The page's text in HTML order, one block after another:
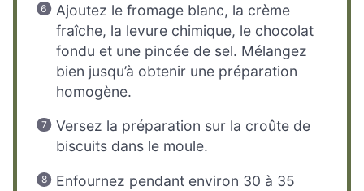
Ajoutez le fromage blanc, la crème
fraîche, la levure chimique, le chocolat
fondu et une pincée de sel. Mélangez
bien jusqu’à obtenir une préparation
homogène.
Versez la préparation sur la croûte de
biscuits dans le moule.
Enfournez pendant environ 30 à 35